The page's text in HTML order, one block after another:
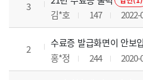
3
김*호 147 2022-
2
수료증 발급화면이 안보
홍*정 244 2020-